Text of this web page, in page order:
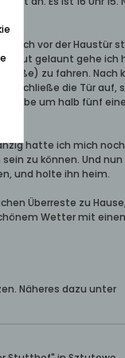
vor der Haustür
Gut gelaunt gehe ich
zu fahren. Nach
schließe die Tür auf,
habe um halb fünf
hatte ich mich
zu können. Und nun
und holte ihn heim.
Überreste zu
Wetter mit
Näheres dazu unter